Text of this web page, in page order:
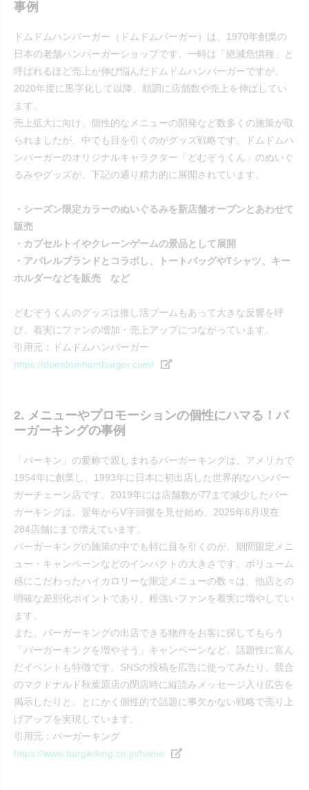
事例
ドムドムハンバーガー（ドムドムバーガー）は、1970年創業の
日本の老舗ハンバーガーショップです。一時は「絶滅危惧種」と
呼ばれるほど売上が伸び悩んだドムドムハンバーガーですが、
2020年度に黒字化して以降、順調に店舗数や売上を伸ばしてい
ます。
売上拡大に向け、個性的なメニューの開発など数多くの施策が取
られましたが、中でも目を引くのがグッズ戦略です。ドムドムハ
ンバーガーのオリジナルキャラクター「どむぞうくん」のぬいぐ
るみやグッズが、下記の通り精力的に展開されています。
・シーズン限定カラーのぬいぐるみを新店舗オープンとあわせて
販売
・カプセルトイやクレーンゲームの景品として展開
・アパレルブランドとコラボし、トートバッグやTシャツ、キー
ホルダーなどを販売 など
どむぞうくんのグッズは推し活ブームもあって大きな反響を呼
び、着実にファンの増加・売上アップにつながっています。
引用元：ドムドムハンバーガー
https://domdomhamburger.com/
2. メニューやプロモーションの個性にハマる！バ
ーガーキングの事例
「バーキン」の愛称で親しまれるバーガーキングは、アメリカで
1954年に創業し、1993年に日本に初出店した世界的なハンバー
ガーチェーン店です。2019年には店舗数が77まで減少したバー
ガーキングは、翌年からV字回復を見せ始め、2025年6月現在
284店舗にまで増えています。
バーガーキングの施策の中でも特に目を引くのが、期間限定メニ
ュー・キャンペーンなどのインパクトの大きさです。ボリューム
感にこだわったハイカロリーな限定メニューの数々は、他店との
明確な差別化ポイントであり、根強いファンを着実に増やしてい
ます。
また、バーガーキングの出店できる物件をお客に探してもらう
「バーガーキングを増やそう」キャンペーンなど、話題性に富ん
だイベントも特徴です。SNSの投稿を広告に使ってみたり、競合
のマクドナルド秋葉原店の閉店時に縦読みメッセージ入り広告を
掲示したりと、とにかく個性的で話題に事欠かない戦略で売り上
げアップを実現しています。
引用元：バーガーキング
https://www.burgerking.co.jp/home